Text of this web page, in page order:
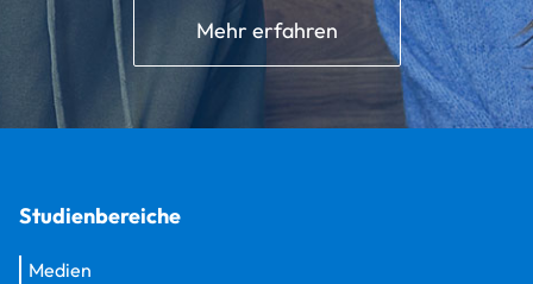
Mehr erfahren
Studienbereiche
Medien